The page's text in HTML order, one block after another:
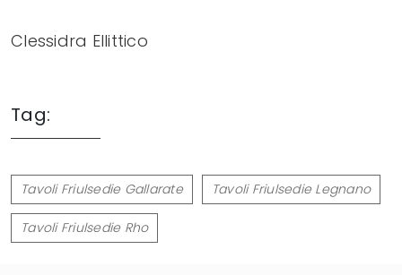
Clessidra Ellittico
Tag:
Tavoli Friulsedie Gallarate Tavoli Friulsedie Legnano
Tavoli Friulsedie Rho